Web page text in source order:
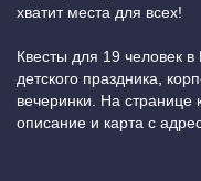
хватит места для всех!
Квесты для 19 человек
детского праздника,
вечеринки. На странице
описание и карта с